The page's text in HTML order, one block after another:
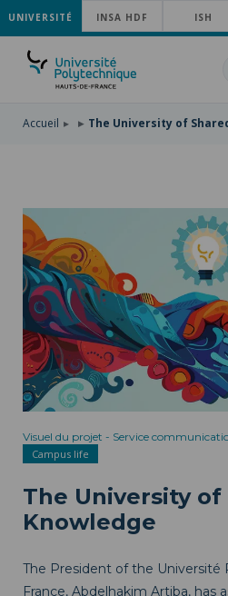
SKIP
TO
MAIN
NAVIGATION
SKIP
TO
SKIP
UNIVERSITÉ INSA HDF ISH
Accueil The University of
Visuel du projet - Service
Campus life
The University of
Knowledge
The President of the
France, Abdelhakim Artiba, has